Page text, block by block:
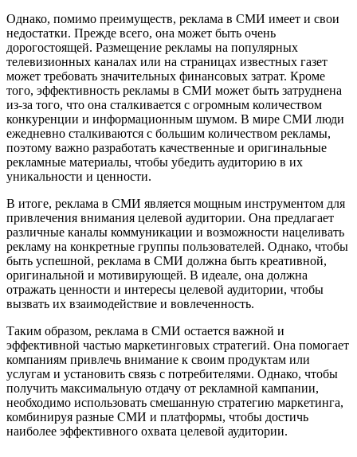
Однако, помимо преимуществ, реклама в СМИ имеет и свои
недостатки. Прежде всего, она может быть очень
дорогостоящей. Размещение рекламы на популярных
телевизионных каналах или на страницах известных газет
может требовать значительных финансовых затрат. Кроме
того, эффективность рекламы в СМИ может быть затруднена
из-за того, что она сталкивается с огромным количеством
конкуренции и информационным шумом. В мире СМИ люди
ежедневно сталкиваются с большим количеством рекламы,
поэтому важно разработать качественные и оригинальные
рекламные материалы, чтобы убедить аудиторию в их
уникальности и ценности.
В итоге, реклама в СМИ является мощным инструментом для
привлечения внимания целевой аудитории. Она предлагает
различные каналы коммуникации и возможности нацеливать
рекламу на конкретные группы пользователей. Однако, чтобы
быть успешной, реклама в СМИ должна быть креативной,
оригинальной и мотивирующей. В идеале, она должна
отражать ценности и интересы целевой аудитории, чтобы
вызвать их взаимодействие и вовлеченность.
Таким образом, реклама в СМИ остается важной и
эффективной частью маркетинговых стратегий. Она помогает
компаниям привлечь внимание к своим продуктам или
услугам и установить связь с потребителями. Однако, чтобы
получить максимальную отдачу от рекламной кампании,
необходимо использовать смешанную стратегию маркетинга,
комбинируя разные СМИ и платформы, чтобы достичь
наиболее эффективного охвата целевой аудитории.